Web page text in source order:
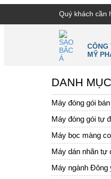
Quý khách cần
CÔNG
MỸ
DANH
Máy đóng gói
Máy đóng gói tự
Máy bọc màng
Máy dán nhãn tự
Máy ngành Đông